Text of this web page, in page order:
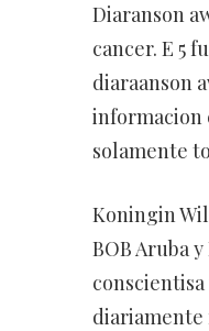
Diaranson
cancer. E 5
diaraanson
informacion
solamente
Koningin
BOB Aruba
diariamente